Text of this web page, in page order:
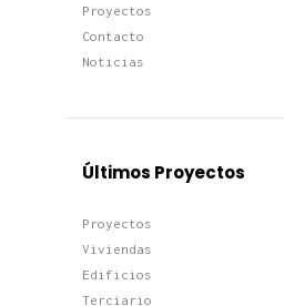
Proyectos
Contacto
Noticias
Últimos Proyectos
Proyectos
Viviendas
Edificios
Terciario